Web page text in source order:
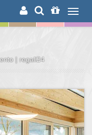
RICERCA
| regali24